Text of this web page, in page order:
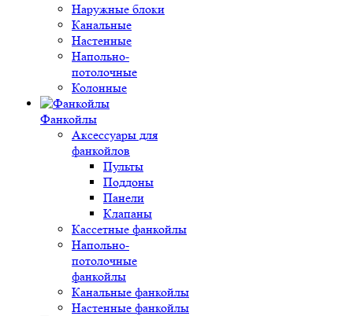
Наружные блоки
Канальные
Настенные
Напольно-
потолочные
Колонные
Фанкойлы
Аксессуары для
фанкойлов
Пульты
Поддоны
Панели
Клапаны
Кассетные фанкойлы
Напольно-
потолочные
фанкойлы
Канальные фанкойлы
Настенные фанкойлы